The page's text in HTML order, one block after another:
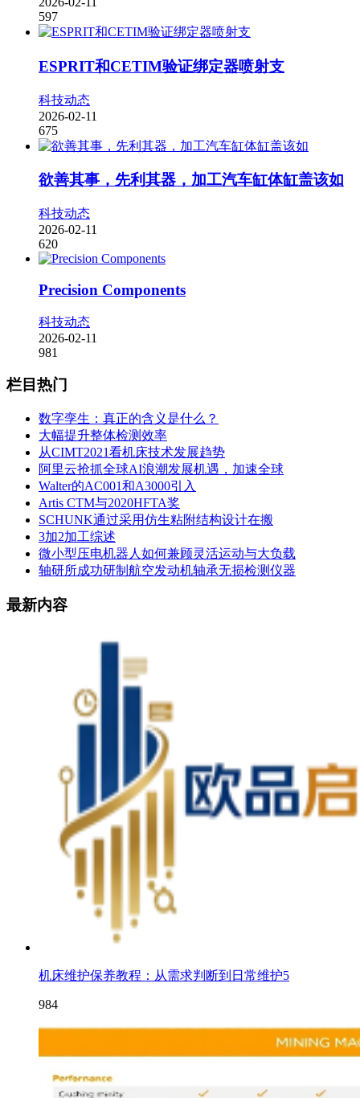
597
ESPRIT和CETIM验证绑定器喷射支
科技动态
2026-02-11
675
欲善其事，先利其器，加工汽车缸体缸盖该如
科技动态
2026-02-11
620
Precision Components
科技动态
2026-02-11
981
栏目热门
数字孪生：真正的含义是什么？
大幅提升整体检测效率
从CIMT2021看机床技术发展趋势
阿里云抢抓全球AI浪潮发展机遇，加速全球
Walter的AC001和A3000引入
Artis CTM与2020HFTA奖
SCHUNK通过采用仿生粘附结构设计在搬
3加2加工综述
微小型压电机器人如何兼顾灵活运动与大负载
轴研所成功研制航空发动机轴承无损检测仪器
最新内容
机床维护保养教程：从需求判断到日常维护5
984